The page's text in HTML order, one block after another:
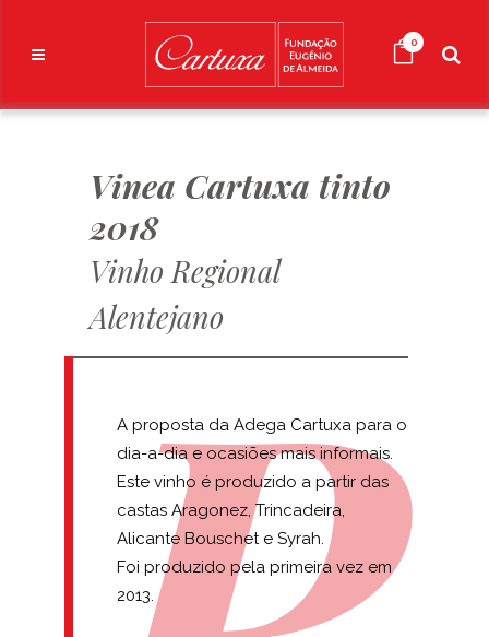
0
Vinea Cartuxa tinto
2018
Vinho Regional
Alentejano
A proposta da Adega Cartuxa para o
dia-a-dia e ocasiões mais informais.
Este vinho é produzido a partir das
castas Aragonez, Trincadeira,
Alicante Bouschet e Syrah.
Foi produzido pela primeira vez em
2013.